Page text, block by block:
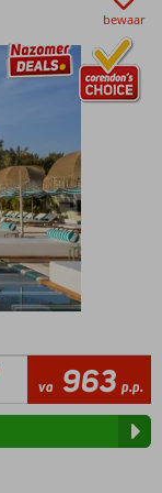
bewaar
va 963 p.p.